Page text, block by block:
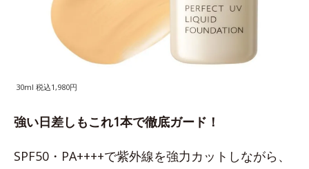
30ml 税込1,980円
強い日差しもこれ1本で徹底ガード！
SPF50・PA++++で紫外線を強力カットしながら、